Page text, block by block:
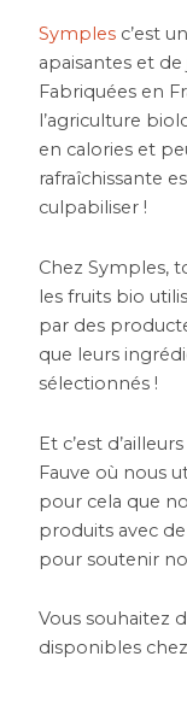
Symples c’est
apaisantes et de
Fabriquées en
l’agriculture
en calories et
rafraîchissante
culpabiliser !
Chez Symples,
les fruits bio
par des
que leurs
sélectionnés !
Et c’est
Fauve où nous
pour cela que
produits avec
pour soutenir
Vous souhaitez
disponibles